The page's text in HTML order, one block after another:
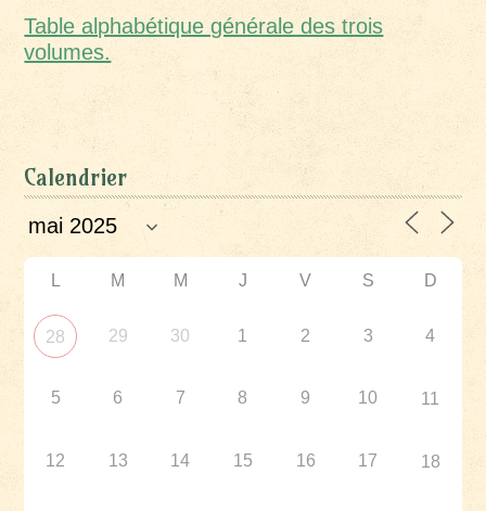
Table alphabétique générale des trois
volumes.
Calendrier
L M M J V S D
28 29 30 1 2 3 4
5 6 7 8 9 10 11
12 13 14 15 16 17 18